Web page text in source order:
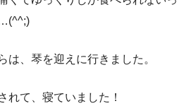
は、琴を迎えに行きました。
れて、寝ていました！